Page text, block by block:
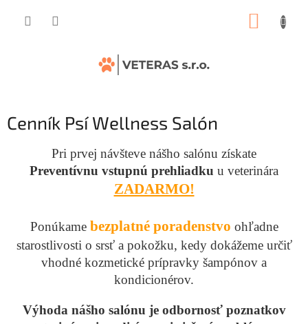
Cenník Psí Wellness Salón
Pri prvej návšteve nášho salónu získate
Preventívnu vstupnú prehliadku u veterinára
ZADARMO!
Ponúkame bezplatné poradenstvo ohľadne
starostlivosti o srsť a pokožku, kedy dokážeme určiť
vhodné kozmetické prípravky šampónov a
kondicionérov.
Výhoda nášho salónu je odbornosť poznatkov